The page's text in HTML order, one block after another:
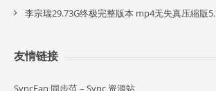
李宗瑞29.73G终极完整版本 mp4无失真压縮版
友情链接
SyncFan 同步范 – Sync 资源站